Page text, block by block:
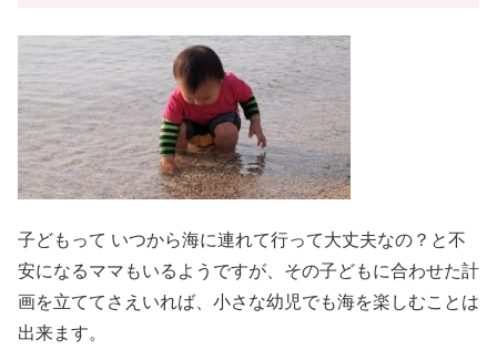
子どもって いつから海に連れて行って大丈夫なの？と不
安になるママもいるようですが、その子どもに合わせた計
画を立ててさえいれば、小さな幼児でも海を楽しむことは
出来ます。